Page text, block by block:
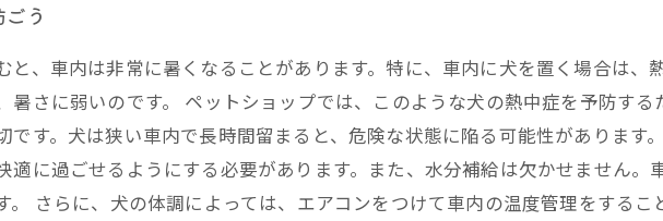
う
と、車内は非常に暑くなることがあります。特に、車内に犬を置く場合は、
暑さに弱いのです。 ペットショップでは、このような犬の熱中症を予防す
です。犬は狭い車内で長時間留まると、危険な状態に陥る可能性があります
適に過ごせるようにする必要があります。また、水分補給は欠かせません
。 さらに、犬の体調によっては、エアコンをつけて車内の温度管理をする